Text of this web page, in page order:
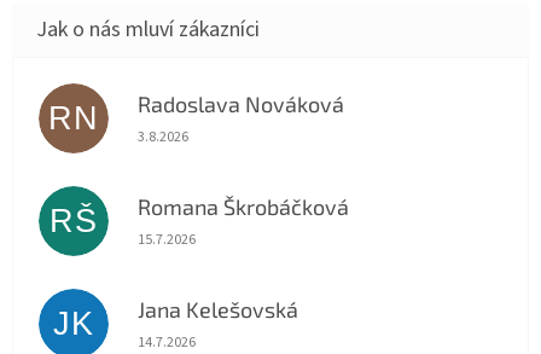
RN Radoslava Nováková
Hodnocení obchodu je 5 z 5 hvězdiček.
3.8.2026
RŠ Romana Škrobáčková
Hodnocení obchodu je 5 z 5 hvězdiček.
15.7.2026
JK Jana Kelešovská
Hodnocení obchodu je 5 z 5 hvězdiček.
14.7.2026